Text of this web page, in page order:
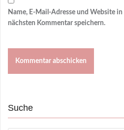
Name, E-Mail-Adresse und Website
nächsten Kommentar speichern.
Suche